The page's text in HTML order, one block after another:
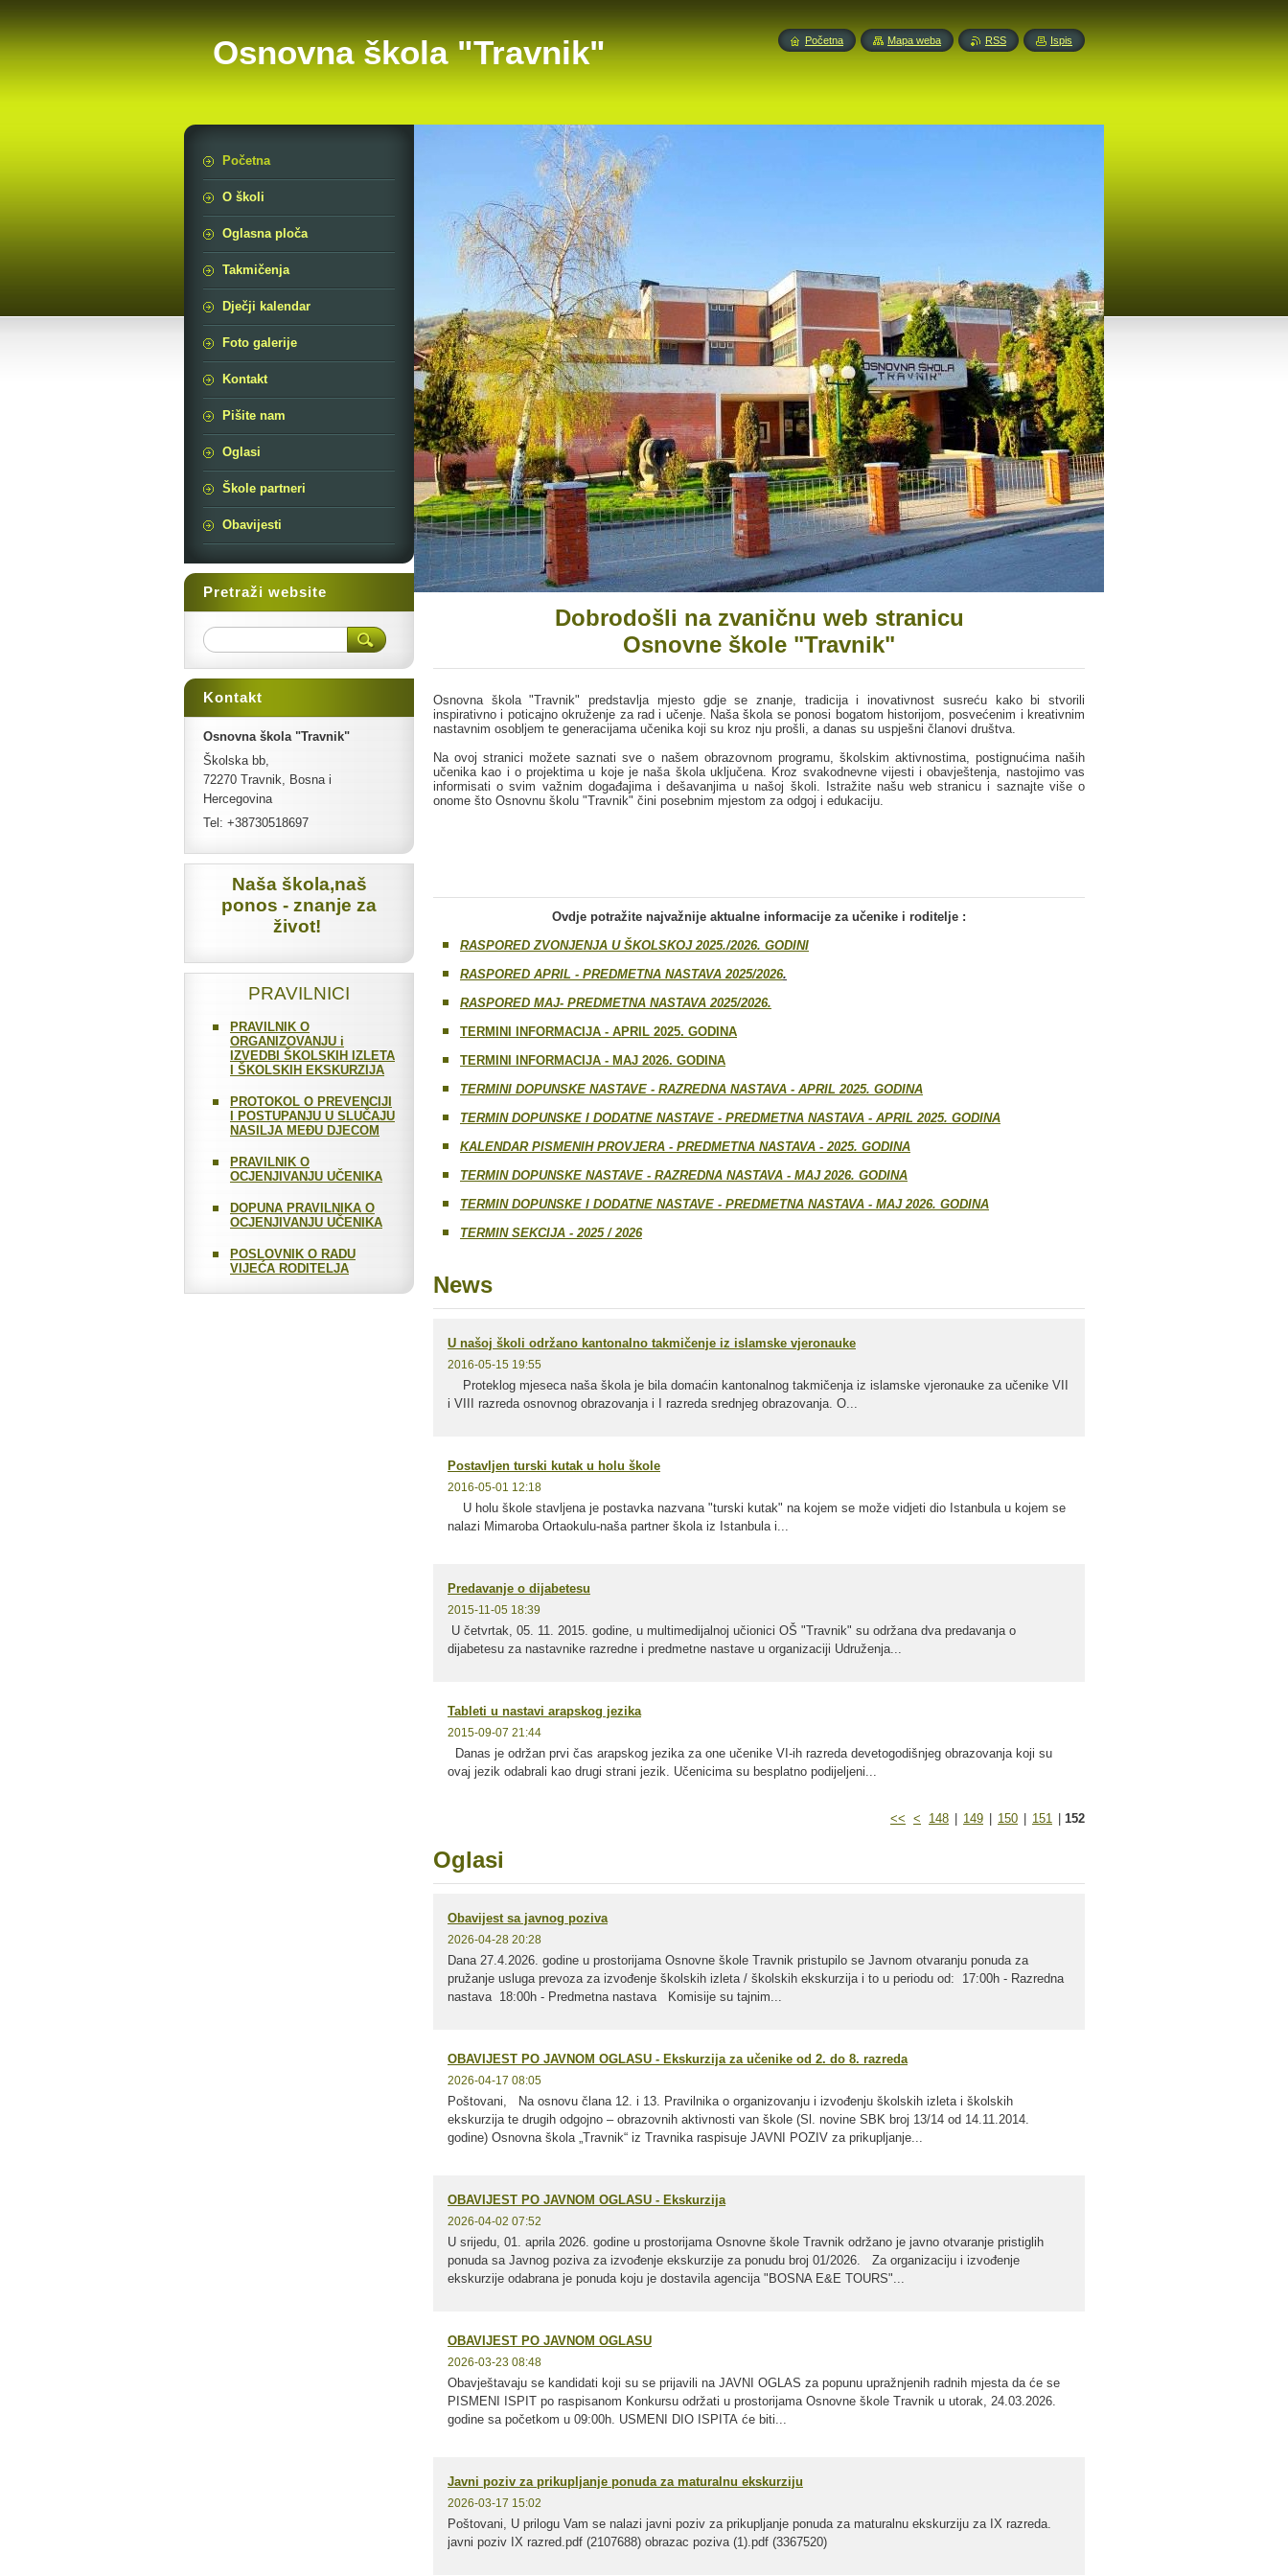
Osnovna škola "Travnik"
Dobrodošli na zvaničnu web stranicu
Osnovne škole "Travnik"
Osnovna škola "Travnik" predstavlja mjesto gdje se znanje, tradicija i inovativnost susreću kako bi stvorili
inspirativno i poticajno okruženje za rad i učenje. Naša škola se ponosi bogatom historijom, posvećenim i kreativnim
nastavnim osobljem te generacijama učenika koji su kroz nju prošli, a danas su uspješni članovi društva.
Na ovoj stranici možete saznati sve o našem obrazovnom programu, školskim aktivnostima, postignućima naših
učenika kao i o projektima u koje je naša škola uključena. Kroz svakodnevne vijesti i obavještenja, nastojimo vas
informisati o svim važnim događajima i dešavanjima u našoj školi. Istražite našu web stranicu i saznajte više o
onome što Osnovnu školu "Travnik" čini posebnim mjestom za odgoj i edukaciju.
Ovdje potražite najvažnije aktualne informacije za učenike i roditelje :
RASPORED ZVONJENJA U ŠKOLSKOJ 2025./2026. GODINI
RASPORED APRIL - PREDMETNA NASTAVA 2025/2026.
RASPORED MAJ- PREDMETNA NASTAVA 2025/2026.
TERMINI INFORMACIJA - APRIL 2025. GODINA
TERMINI INFORMACIJA - MAJ 2026. GODINA
TERMINI DOPUNSKE NASTAVE - RAZREDNA NASTAVA - APRIL 2025. GODINA
TERMIN DOPUNSKE I DODATNE NASTAVE - PREDMETNA NASTAVA - APRIL 2025. GODINA
KALENDAR PISMENIH PROVJERA - PREDMETNA NASTAVA - 2025. GODINA
TERMIN DOPUNSKE NASTAVE - RAZREDNA NASTAVA - MAJ 2026. GODINA
TERMIN DOPUNSKE I DODATNE NASTAVE - PREDMETNA NASTAVA - MAJ 2026. GODINA
TERMIN SEKCIJA - 2025 / 2026
News
U našoj školi održano kantonalno takmičenje iz islamske vjeronauke
2016-05-15 19:55
Proteklog mjeseca naša škola je bila domaćin kantonalnog takmičenja iz islamske vjeronauke za učenike VII
i VIII razreda osnovnog obrazovanja i I razreda srednjeg obrazovanja. O...
Postavljen turski kutak u holu škole
2016-05-01 12:18
U holu škole stavljena je postavka nazvana "turski kutak" na kojem se može vidjeti dio Istanbula u kojem se
nalazi Mimaroba Ortaokulu-naša partner škola iz Istanbula i...
Predavanje o dijabetesu
2015-11-05 18:39
U četvrtak, 05. 11. 2015. godine, u multimedijalnoj učionici OŠ "Travnik" su održana dva predavanja o
dijabetesu za nastavnike razredne i predmetne nastave u organizaciji Udruženja...
Tableti u nastavi arapskog jezika
2015-09-07 21:44
Danas je održan prvi čas arapskog jezika za one učenike VI-ih razreda devetogodišnjeg obrazovanja koji su
ovaj jezik odabrali kao drugi strani jezik. Učenicima su besplatno podijeljeni...
<< < 148 149 150 151 152
Oglasi
Obavijest sa javnog poziva
2026-04-28 20:28
Dana 27.4.2026. godine u prostorijama Osnovne škole Travnik pristupilo se Javnom otvaranju ponuda za
pružanje usluga prevoza za izvođenje školskih izleta / školskih ekskurzija i to u periodu od: 17:00h - Razredna
nastava 18:00h - Predmetna nastava Komisije su tajnim...
OBAVIJEST PO JAVNOM OGLASU - Ekskurzija za učenike od 2. do 8. razreda
2026-04-17 08:05
Poštovani, Na osnovu člana 12. i 13. Pravilnika o organizovanju i izvođenju školskih izleta i školskih
ekskurzija te drugih odgojno – obrazovnih aktivnosti van škole (Sl. novine SBK broj 13/14 od 14.11.2014.
godine) Osnovna škola „Travnik“ iz Travnika raspisuje JAVNI POZIV za prikupljanje...
OBAVIJEST PO JAVNOM OGLASU - Ekskurzija
2026-04-02 07:52
U srijedu, 01. aprila 2026. godine u prostorijama Osnovne škole Travnik održano je javno otvaranje pristiglih
ponuda sa Javnog poziva za izvođenje ekskurzije za ponudu broj 01/2026. Za organizaciju i izvođenje
ekskurzije odabrana je ponuda koju je dostavila agencija "BOSNA E&E TOURS"...
OBAVIJEST PO JAVNOM OGLASU
2026-03-23 08:48
Obavještavaju se kandidati koji su se prijavili na JAVNI OGLAS za popunu upražnjenih radnih mjesta da će se
PISMENI ISPIT po raspisanom Konkursu održati u prostorijama Osnovne škole Travnik u utorak, 24.03.2026.
godine sa početkom u 09:00h. USMENI DIO ISPITA će biti...
Javni poziv za prikupljanje ponuda za maturalnu ekskurziju
2026-03-17 15:02
Poštovani, U prilogu Vam se nalazi javni poziv za prikupljanje ponuda za maturalnu ekskurziju za IX razreda.
javni poziv IX razred.pdf (2107688) obrazac poziva (1).pdf (3367520)
Početna
O školi
Oglasna ploča
Takmičenja
Dječji kalendar
Foto galerije
Kontakt
Pišite nam
Oglasi
Škole partneri
Obavijesti
Pretraži website
Kontakt
Osnovna škola "Travnik"
Školska bb,
72270 Travnik, Bosna i
Hercegovina
Tel: +38730518697
Naša škola,naš
ponos - znanje za
život!
PRAVILNICI
PRAVILNIK O
ORGANIZOVANJU i
IZVEDBI ŠKOLSKIH IZLETA
I ŠKOLSKIH EKSKURZIJA
PROTOKOL O PREVENCIJI
I POSTUPANJU U SLUČAJU
NASILJA MEĐU DJECOM
PRAVILNIK O
OCJENJIVANJU UČENIKA
DOPUNA PRAVILNIKA O
OCJENJIVANJU UČENIKA
POSLOVNIK O RADU
VIJEĆA RODITELJA
Početna Mapa weba RSS Ispis